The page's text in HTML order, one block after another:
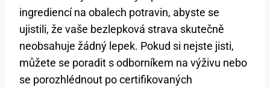
ingrediencí na obalech potravin, abyste se
ujistili, že vaše bezlepková strava skutečně
neobsahuje žádný lepek. Pokud si nejste jisti,
můžete se poradit s odborníkem na výživu nebo
se porozhlédnout po certifikovaných